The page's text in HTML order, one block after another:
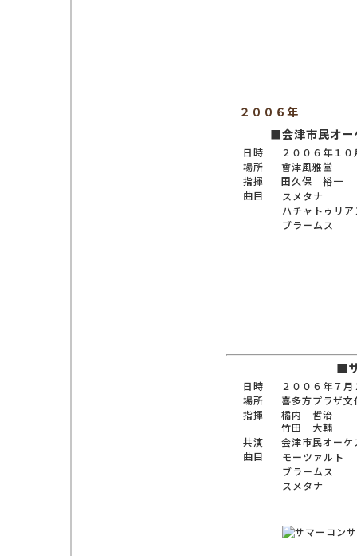
２００６年
■会津市民オー
日時
２００６年１
場所
會津風雅堂
指揮
田久保 裕一
曲目
スメタナ
ハチャトゥリア
ブラームス
■
日時
２００６年７月
場所
喜多方プラザ
指揮
橘内 哲治
竹田 大輔
共演
会津市民オー
曲目
モーツァルト
ブラームス
スメタナ